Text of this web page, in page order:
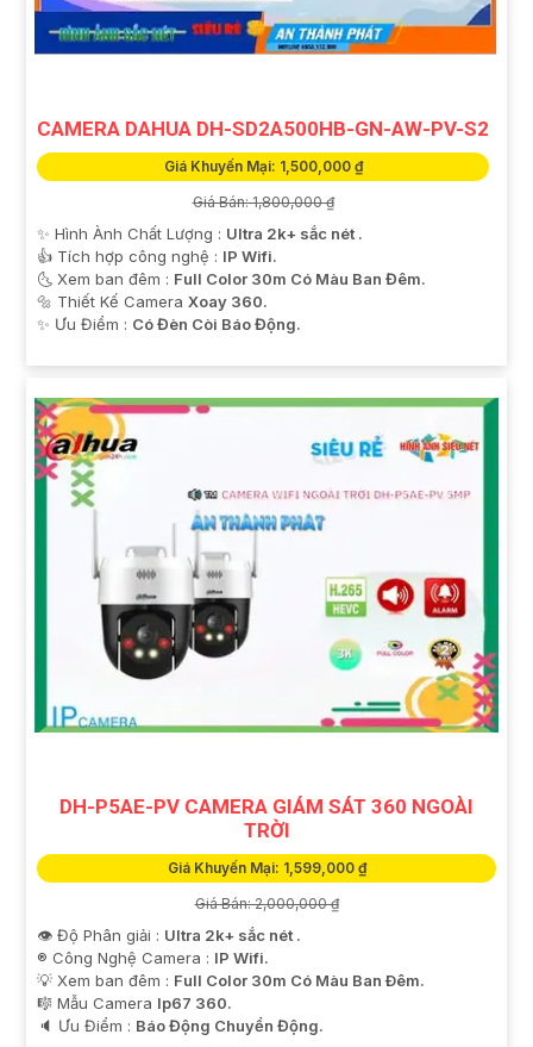
CAMERA DAHUA DH-SD2A500HB-GN-AW-PV-S2
Giá Khuyến Mại: 1,500,000 ₫
Giá Bán: 1,800,000 ₫
✨ Hình Ành Chất Lượng : Ultra 2k+ sắc nét .
👍 Tích hợp công nghệ : IP Wifi.
🌜 Xem ban đêm : Full Color 30m Có Màu Ban Đêm.
🔩 Thiết Kế Camera Xoay 360.
️✨ Ưu Điểm : Có Đèn Còi Báo Động.
DH-P5AE-PV CAMERA GIÁM SÁT 360 NGOÀI
TRỜI
Giá Khuyến Mại: 1,599,000 ₫
Giá Bán: 2,000,000 ₫
👁 Độ Phân giải : Ultra 2k+ sắc nét .
®️ Công Nghệ Camera : IP Wifi.
💡 Xem ban đêm : Full Color 30m Có Màu Ban Ðêm.
🎼️ Mẫu Camera Ip67 360.
️🔈 Ưu Điểm : Báo Động Chuyển Động.